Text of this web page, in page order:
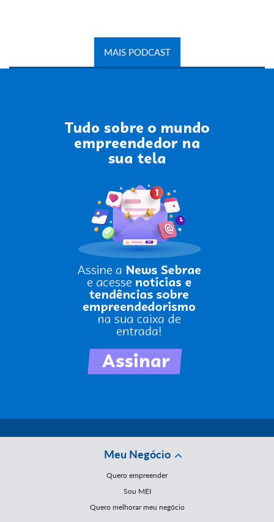
MAIS PODCAST
Meu Negócio
Quero empreender
Sou MEI
Quero melhorar meu negócio